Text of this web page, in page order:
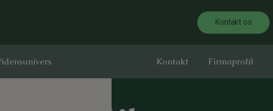
Kontakt os
Kontakt Firmaprofil